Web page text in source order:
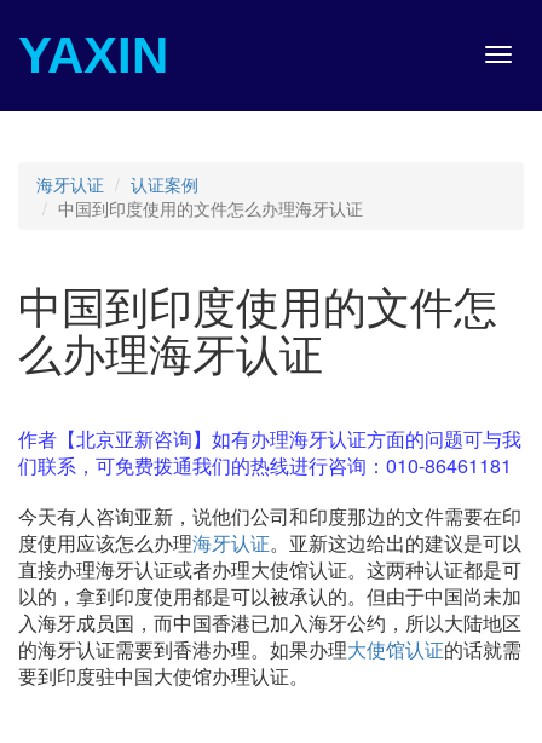
YAXIN
海牙认证
认证案例
中国到印度使用的文件怎么办理海牙认证
中国到印度使用的文件怎
么办理海牙认证
作者【北京亚新咨询】如有办理海牙认证方面的问题可与我
们联系，可免费拨通我们的热线进行咨询：010-86461181
今天有人咨询亚新，说他们公司和印度那边的文件需要在印
度使用应该怎么办理海牙认证。亚新这边给出的建议是可以
直接办理海牙认证或者办理大使馆认证。这两种认证都是可
以的，拿到印度使用都是可以被承认的。但由于中国尚未加
入海牙成员国，而中国香港已加入海牙公约，所以大陆地区
的海牙认证需要到香港办理。如果办理大使馆认证的话就需
要到印度驻中国大使馆办理认证。